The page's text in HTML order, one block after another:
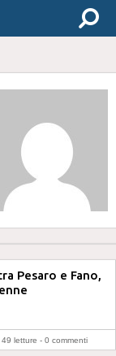
Pesaro e Fano,
49 letture - 0 commenti